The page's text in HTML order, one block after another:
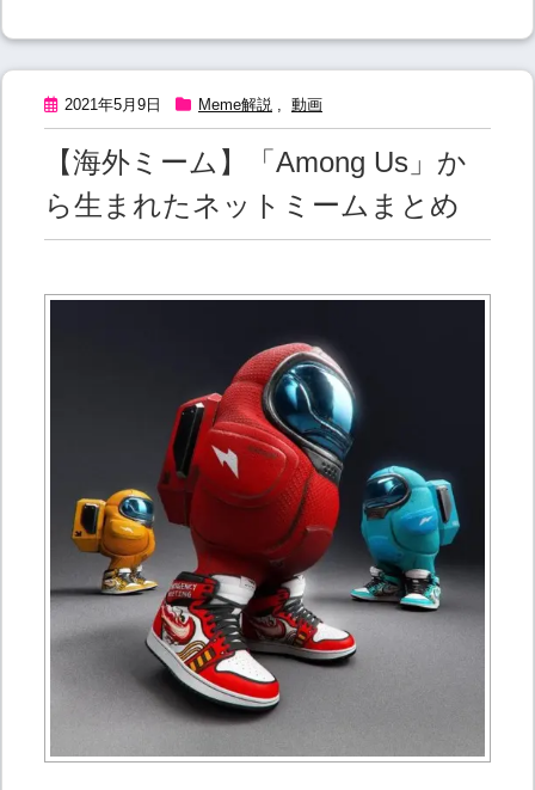
2021年5月9日 Meme解説 , 動画
【海外ミーム】「Among Us」か
ら生まれたネットミームまとめ